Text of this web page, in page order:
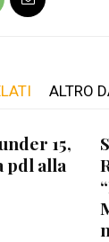
ALTRO
15,
pdl alla